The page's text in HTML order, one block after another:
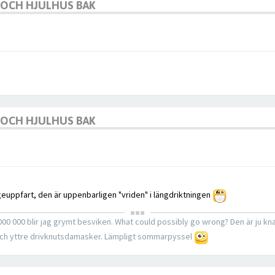
HJULHUS BAK
HJULHUS BAK
den är uppenbarligen "vriden" i längdriktningen
000 blir jag grymt besviken. What could possibly go wrong? Den är ju
yttre drivknutsdamasker. Lämpligt sommarpyssel